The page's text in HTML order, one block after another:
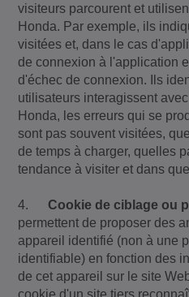
visiteurs parcourent et
Honda. Par exemple, ils
visitées et, dans le cas
de connexion à l'application
d'échec de connexion. Ils
utilisateurs interagissent
Honda, les erreurs qui se
sont pas souvent visitées,
de temps à charger, quelles
tendance à visiter et dans
4.Cookie de ciblage ou
permettent de proposer des
appareil identifié (non à une
identifiable) en fonction des
de cet appareil sur le site